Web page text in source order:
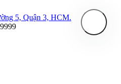
5, Quận 3, HCM.